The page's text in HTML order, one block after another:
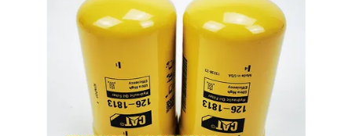
ΠΕΡΙΠΤΏΣΕΙΣ
SITEMAP